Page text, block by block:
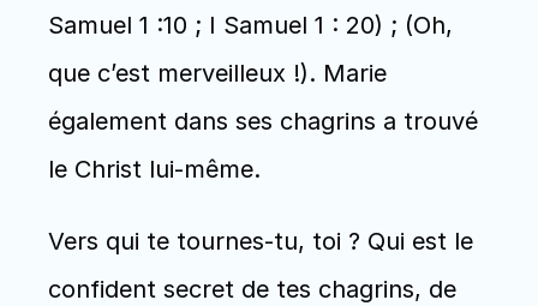
Samuel 1 :10 ; I Samuel 1 : 20) ; (Oh,
que c’est merveilleux !). Marie
également dans ses chagrins a trouvé
le Christ lui-même.
Vers qui te tournes-tu, toi ? Qui est le
confident secret de tes chagrins, de